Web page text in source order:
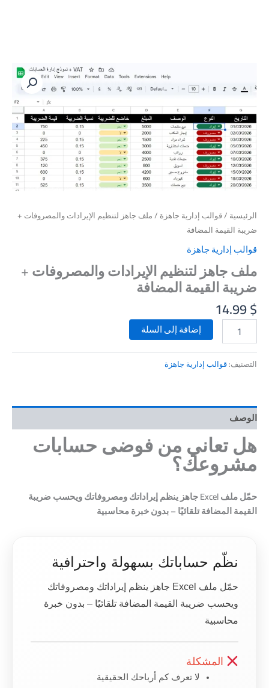
الرئيسية /قوالب إدارية جاهزة / ملف جاهز لتنظيم الإيرادات والمصروفات +
ضريبة القيمة المضافة
قوالب إدارية جاهزة
ملف جاهز لتنظيم الإيرادات والمصروفات +
ضريبة القيمة المضافة
14.99$
كمية
جاهز
لتنظيم
الإيرادات
ضريبة
القيمة
المضافة
إضافة إلى السلة
التصنيف:قوالب إدارية جاهزة
الوصف
هل تعاني من فوضى حسابات
مشروعك؟
حمّل ملف Excel جاهز ينظم إيراداتك ومصروفاتك ويحسب ضريبة
القيمة المضافة تلقائيًا – بدون خبرة محاسبية
نظّم حساباتك بسهولة واحترافية
حمّل ملف Excel جاهز ينظم إيراداتك ومصروفاتك
ويحسب ضريبة القيمة المضافة تلقائيًا – بدون خبرة
محاسبية
المشكلة
لا تعرف كم أرباحك الحقيقية